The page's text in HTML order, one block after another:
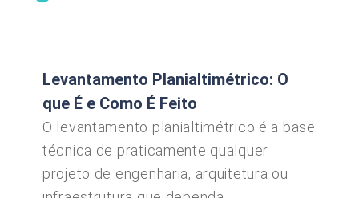
Levantamento Planialtimétrico: O
que É e Como É Feito
O levantamento planialtimétrico é a base
técnica de praticamente qualquer
projeto de engenharia, arquitetura ou